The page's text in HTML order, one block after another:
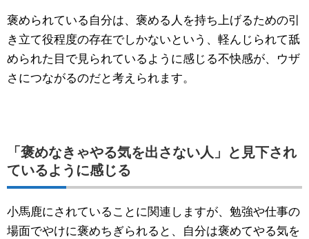
褒められている自分は、褒める人を持ち上げるための引
き立て役程度の存在でしかないという、軽んじられて舐
められた目で見られているように感じる不快感が、ウザ
さにつながるのだと考えられます。
「褒めなきゃやる気を出さない人」と見下され
ているように感じる
小馬鹿にされていることに関連しますが、勉強や仕事の
場面でやけに褒めちぎられると、自分は褒めてやる気を